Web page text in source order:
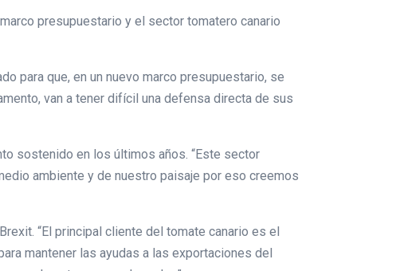
presupuestario y el sector tomatero canario
para que, en un nuevo marco presupuestario, se
van a tener difícil una defensa directa de sus
sostenido en los últimos años. “Este sector
ambiente y de nuestro paisaje por eso creemos
“El principal cliente del tomate canario es el
mantener las ayudas a las exportaciones del